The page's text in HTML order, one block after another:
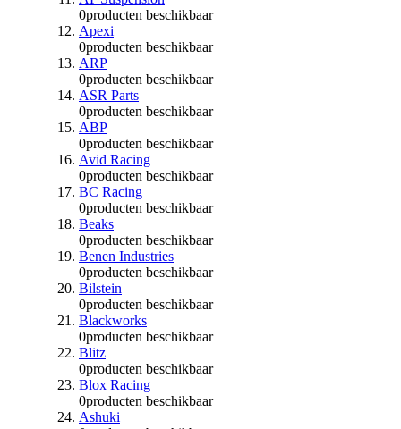
0producten beschikbaar
Apexi
0producten beschikbaar
ARP
0producten beschikbaar
ASR Parts
0producten beschikbaar
ABP
0producten beschikbaar
Avid Racing
0producten beschikbaar
BC Racing
0producten beschikbaar
Beaks
0producten beschikbaar
Benen Industries
0producten beschikbaar
Bilstein
0producten beschikbaar
Blackworks
0producten beschikbaar
Blitz
0producten beschikbaar
Blox Racing
0producten beschikbaar
Ashuki